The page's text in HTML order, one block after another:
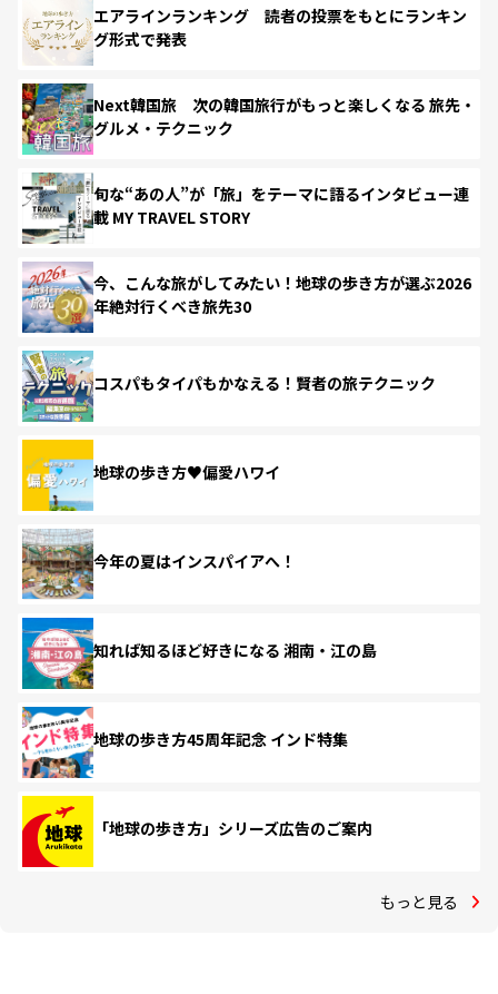
エアラインランキング 読者の投票をもとにランキン
グ形式で発表
Next韓国旅 次の韓国旅行がもっと楽しくなる 旅先・
グルメ・テクニック
旬な“あの人”が「旅」をテーマに語るインタビュー連
載 MY TRAVEL STORY
今、こんな旅がしてみたい！地球の歩き方が選ぶ2026
年絶対行くべき旅先30
コスパもタイパもかなえる！賢者の旅テクニック
地球の歩き方♥偏愛ハワイ
今年の夏はインスパイアへ！
知れば知るほど好きになる 湘南・江の島
地球の歩き方45周年記念 インド特集
「地球の歩き方」シリーズ広告のご案内
もっと見る